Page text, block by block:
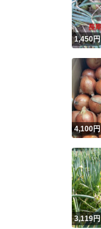
1,450円
4,100円
3,119円